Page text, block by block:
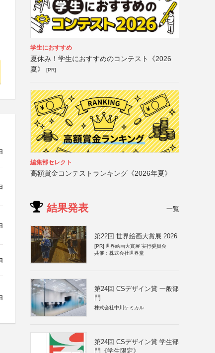
学生におすすめ
夏休み！学生におすすめのコンテスト《2026
夏》
[PR]
編集部セレクト
高額賞金コンテストランキング《2026年夏》
結果発表 一覧
第22回 世界絵画大賞展 2026
[PR] 世界絵画大賞展 実行委員会
共催：株式会社世界堂
第24回 CSデザイン賞 一般部
門
株式会社中川ケミカル
第24回 CSデザイン賞 学生部
門《学生限定》